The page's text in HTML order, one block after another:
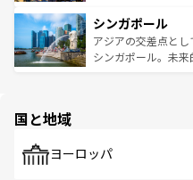
参照してほしい。
激する。気候は一年
が待っている。親
た文化、そして多
み、どこを訪れても
ており、効率よく
うな絶景から文化
シンガポール
アジアの交差点と
シンガポール。未
で、ホーカーズは地
国と地域
ヨーロッパ